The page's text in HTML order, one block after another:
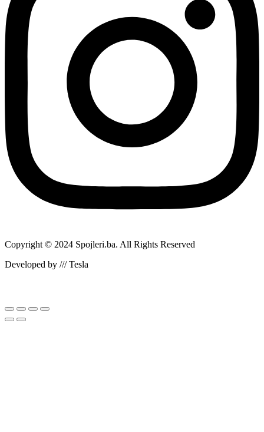
Copyright © 2024 Spojleri.ba. All Rights Reserved
Developed by /// Tesla